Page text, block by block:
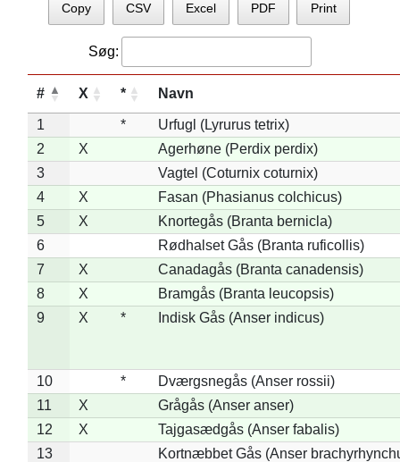
Copy CSV Excel PDF Print
Søg:
# X * Navn
1 *
Urfugl (Lyrurus tetrix)
2
X
Agerhøne (Perdix perdix)
3
Vagtel (Coturnix coturnix)
4
X
Fasan (Phasianus colchicus)
5
X
Knortegås (Branta bernicla)
6
Rødhalset Gås (Branta ruficollis)
7
X
Canadagås (Branta canadensis)
8
X
Bramgås (Branta leucopsis)
9
X * Indisk Gås (Anser indicus)
10 *
Dværgsnegås (Anser rossii)
11
X
Grågås (Anser anser)
12
X
Tajgasædgås (Anser fabalis)
13
Kortnæbbet Gås (Anser